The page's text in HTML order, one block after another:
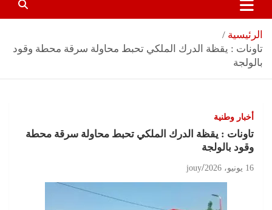
الرئيسية
تاونات : يقظة الدرك الملكي تحبط محاولة سرقة محطة وقود
بالولجة
أخبار وطنية
تاونات : يقظة الدرك الملكي تحبط محاولة سرقة محطة
وقود بالولجة
16 يونيو، 2026 jouy